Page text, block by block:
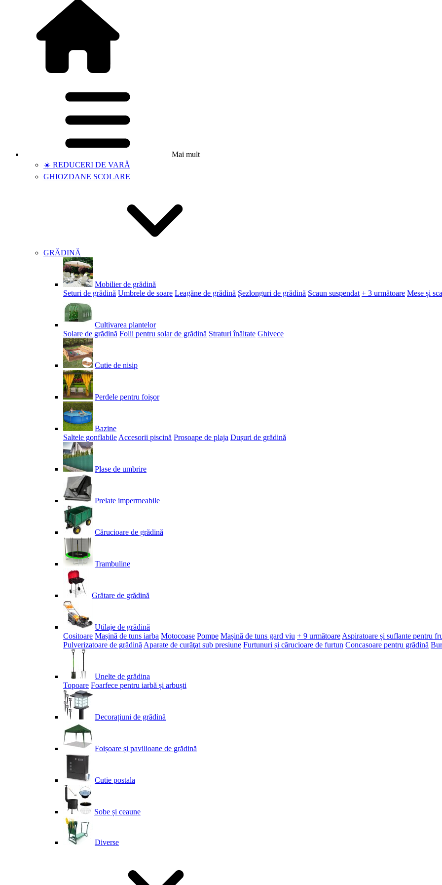
Mai mult
☀️ REDUCERI DE VARĂ
GHIOZDANE SCOLARE
GRĂDINĂ
Mobilier de grădină
Seturi de grădină Umbrele de soare Leagăne de grădină Șezlonguri de grădină Scaun suspendat + 3 următoare Mese și
Cultivarea plantelor
Solare de grădină Folii pentru solar de grădină Straturi înălțate Ghivece
Cutie de nisip
Perdele pentru foișor
Bazine
Saltele gonflabile Accesorii piscină Prosoape de plaja Dușuri de grădină
Plase de umbrire
Prelate impermeabile
Cărucioare de grădină
Trambuline
Grătare de grădină
Utilaje de grădină
Cositoare Mașină de tuns iarba Motocoase Pompe Mașină de tuns gard viu + 9 următoare Aspiratoare și suflante pentru
Pulverizatoare de grădină Aparate de curăţat sub presiune Furtunuri și cărucioare de furtun Concasoare pentru grădină
Unelte de grădina
Topoare Foarfece pentru iarbă și arbuști
Decorațiuni de grădină
Foișoare și pavilioane de grădină
Cutie postala
Sobe și ceaune
Diverse